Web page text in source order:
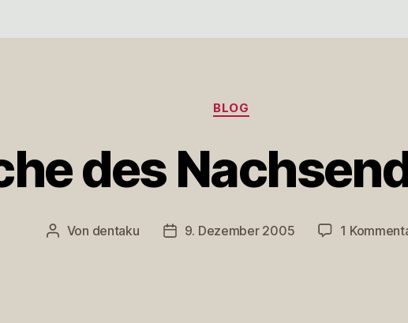
Kategorien
BLOG
des
Beitragsautor
Von dentaku Veröffentlichungsdatum
9. Dezember 2005 1